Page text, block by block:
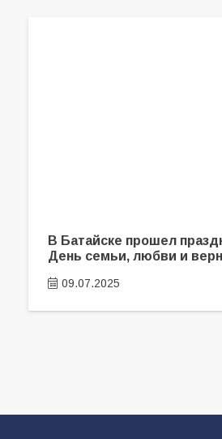
В Батайске прошел
День семьи, любви и
09.07.2025